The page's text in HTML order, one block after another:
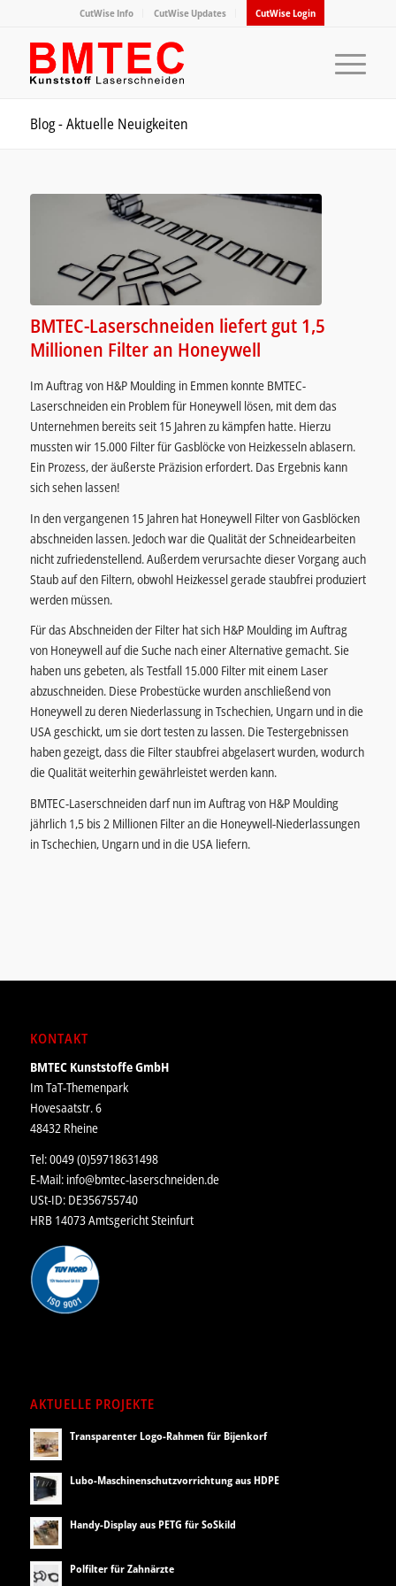
CutWise Info CutWise Updates CutWise Login
Blog - Aktuelle Neuigkeiten
BMTEC-Laserschneiden liefert gut 1,5
Millionen Filter an Honeywell
Im Auftrag von H&P Moulding in Emmen konnte BMTEC-
Laserschneiden ein Problem für Honeywell lösen, mit dem das
Unternehmen bereits seit 15 Jahren zu kämpfen hatte. Hierzu
mussten wir 15.000 Filter für Gasblöcke von Heizkesseln ablasern.
Ein Prozess, der äußerste Präzision erfordert. Das Ergebnis kann
sich sehen lassen!
In den vergangenen 15 Jahren hat Honeywell Filter von Gasblöcken
abschneiden lassen. Jedoch war die Qualität der Schneidearbeiten
nicht zufriedenstellend. Außerdem verursachte dieser Vorgang auch
Staub auf den Filtern, obwohl Heizkessel gerade staubfrei produziert
werden müssen.
Für das Abschneiden der Filter hat sich H&P Moulding im Auftrag
von Honeywell auf die Suche nach einer Alternative gemacht. Sie
haben uns gebeten, als Testfall 15.000 Filter mit einem Laser
abzuschneiden. Diese Probestücke wurden anschließend von
Honeywell zu deren Niederlassung in Tschechien, Ungarn und in die
USA geschickt, um sie dort testen zu lassen. Die Testergebnissen
haben gezeigt, dass die Filter staubfrei abgelasert wurden, wodurch
die Qualität weiterhin gewährleistet werden kann.
BMTEC-Laserschneiden darf nun im Auftrag von H&P Moulding
jährlich 1,5 bis 2 Millionen Filter an die Honeywell-Niederlassungen
in Tschechien, Ungarn und in die USA liefern.
KONTAKT
BMTEC Kunststoffe GmbH
Im TaT-Themenpark
Hovesaatstr. 6
48432 Rheine
Tel: 0049 (0)59718631498
E-Mail: info@bmtec-laserschneiden.de
USt-ID: DE356755740
HRB 14073 Amtsgericht Steinfurt
AKTUELLE PROJEKTE
Transparenter Logo-Rahmen für Bijenkorf
Lubo-Maschinenschutzvorrichtung aus HDPE
Handy-Display aus PETG für SoSkild
Polfilter für Zahnärzte